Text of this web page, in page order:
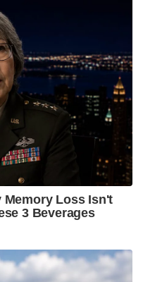
Memory Loss Isn't
3 Beverages